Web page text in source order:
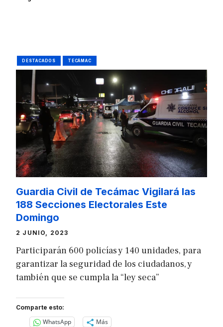
DESTACADOS TECÁMAC
Guardia Civil de Tecámac Vigilará las
188 Secciones Electorales Este
Domingo
2 JUNIO, 2023
Participarán 600 policías y 140 unidades, para
garantizar la seguridad de los ciudadanos, y
también que se cumpla la “ley seca”
Comparte esto:
WhatsApp Más